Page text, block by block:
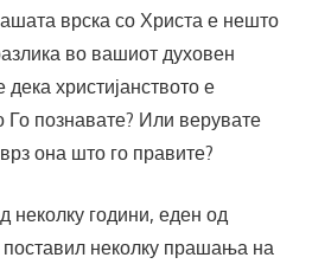
врска со Христа е нешто
во вашиот духовен
христијанството е
Го познавате? Или верувате
она што го правите?
неколку години, еден од
неколку прашања на